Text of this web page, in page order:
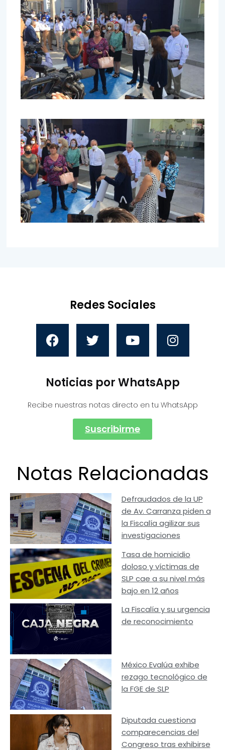
Redes Sociales
Noticias por WhatsApp
Recibe nuestras notas directo en tu WhatsApp
Suscribirme
Notas Relacionadas
Defraudados de la UP
de Av. Carranza piden a
la Fiscalía agilizar sus
investigaciones
Tasa de homicidio
doloso y víctimas de
SLP cae a su nivel más
bajo en 12 años
La Fiscalía y su urgencia
de reconocimiento
México Evalúa exhibe
rezago tecnológico de
la FGE de SLP
Diputada cuestiona
comparecencias del
Congreso tras exhibirse